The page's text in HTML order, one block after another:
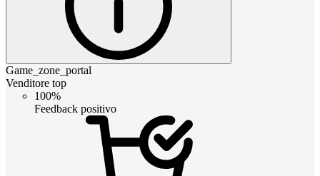
Game_zone_portal
Venditore top
100%
Feedback positivo